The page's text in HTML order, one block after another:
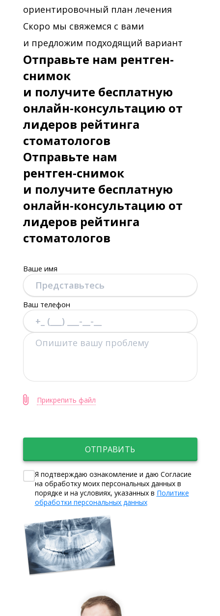
ориентировочный план лечения
Скоро мы свяжемся с вами
и предложим подходящий вариант
Отправьте нам рентген-
снимок
и получите бесплатную
онлайн-консультацию от
лидеров рейтинга
стоматологов
Отправьте нам
рентген-снимок
и получите бесплатную
онлайн-консультацию от
лидеров рейтинга
стоматологов
Ваше имя
Ваш телефон
Прикрепить файл
ОТПРАВИТЬ
Я подтверждаю ознакомление и даю Согласие
на обработку моих персональных данных в
порядке и на условиях, указанных в Политике
обработки персональных данных